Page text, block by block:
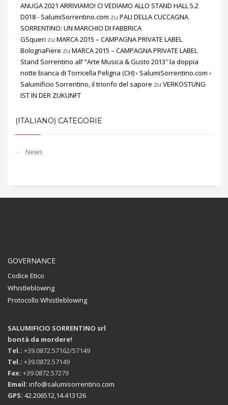
ANUGA 2021 ARRIVIAMO! CI VEDIAMO ALLO STAND HALL 5.2
D018 - SalumiSorrentino.com zu PALI DELLA CUCCAGNA
SORRENTINO: UN MARCHIO DI FABBRICA
GSqueri zu MARCA 2015 – CAMPAGNA PRIVATE LABEL
BolognaFiere zu MARCA 2015 – CAMPAGNA PRIVATE LABEL
Stand Sorrentino all’ “Arte Musica & Gusto 2013″ la doppia
notte bianca di Torricella Peligna (CH) › SalumiSorrentino.com ‹
Salumificio Sorrentino, il trionfo del sapore zu VERKOSTUNG
IST IN DER ZUKUNFT
(ITALIANO) CATEGORIE
News
GOVERNANCE
Codice Etico
Whistleblowing
Protocollo Whistleblowing
SALUMIFICIO SORRENTINO srl
bontà da mordere!
Tel.: +39.0872.57162/57149
Tel.: +39.0872.57149
Fax: +39.0872.57279
Email: info@salumisorrentino.com
GPS: 42.206512,14.413126